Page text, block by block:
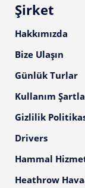
Şirket
Hakkımızda
Bize Ulaşın
Günlük Turlar
Kullanım
Gizlilik
Drivers
Hammal
Heathrow